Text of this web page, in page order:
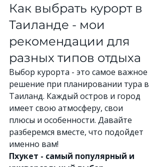
Как выбрать курорт в
Таиланде - мои
рекомендации для
разных типов отдыха
Выбор курорта - это самое важное
решение при планировании тура в
Таиланд. Каждый остров и город
имеет свою атмосферу, свои
плюсы и особенности. Давайте
разберемся вместе, что подойдет
именно вам!
Пхукет - самый популярный и